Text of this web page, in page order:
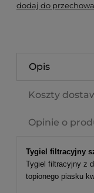
dodaj do
Opis
Koszty
Opinie o
Tygiel filtracyjny
Tygiel filtracyjny z
topionego piasku